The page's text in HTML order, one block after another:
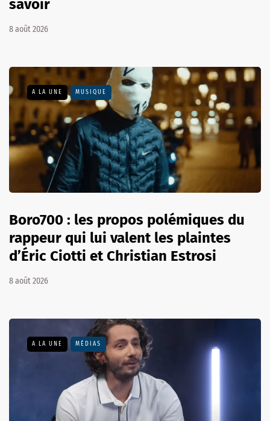
savoir
8 août 2026
A LA UNE MUSIQUE
Boro700 : les propos polémiques du
rappeur qui lui valent les plaintes
d’Éric Ciotti et Christian Estrosi
8 août 2026
A LA UNE MÉDIAS